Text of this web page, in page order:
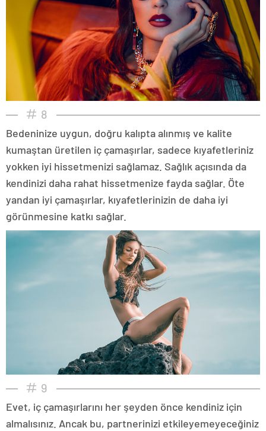
8
Bedeninize uygun, doğru kalıpta alınmış ve kalite
kumaştan üretilen iç çamaşırlar, sadece kıyafetleriniz
yokken iyi hissetmenizi sağlamaz. Sağlık açısında da
kendinizi daha rahat hissetmenize fayda sağlar. Öte
yandan iyi çamaşırlar, kıyafetlerinizin de daha iyi
görünmesine katkı sağlar.
9
Evet, iç çamaşırlarını her şeyden önce kendiniz için
almalısınız. Ancak bu, partnerinizi etkileyemeyeceğiniz